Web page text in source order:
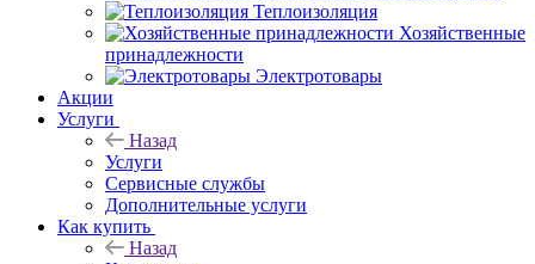
Теплоизоляция
Хозяйственные
принадлежности
Электротовары
Акции
Услуги
Назад
Услуги
Сервисные службы
Дополнительные услуги
Как купить
Назад